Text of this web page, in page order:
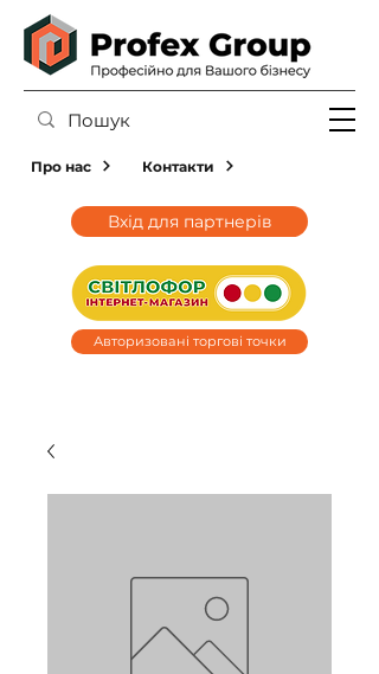
Про нас Контакти
Вхід для партнерів
Авторизовані торгові точки